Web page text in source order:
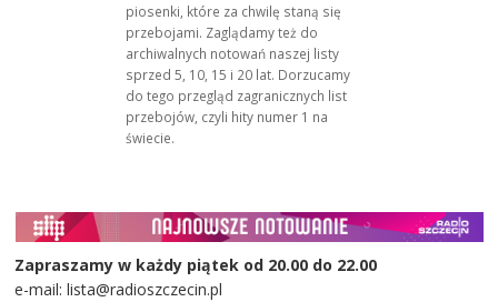
piosenki, które za chwilę staną się
przebojami. Zaglądamy też do
archiwalnych notowań naszej listy
sprzed 5, 10, 15 i 20 lat. Dorzucamy
do tego przegląd zagranicznych list
przebojów, czyli hity numer 1 na
świecie.
Zapraszamy w każdy piątek od 20.00 do 22.00
e-mail: lista@radioszczecin.pl